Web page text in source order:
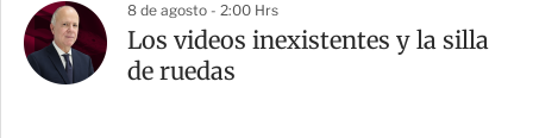
8 de agosto - 2:00 Hrs
Los videos inexistentes y la silla
de ruedas